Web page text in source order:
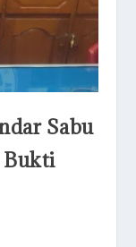
Sabu
Bukti